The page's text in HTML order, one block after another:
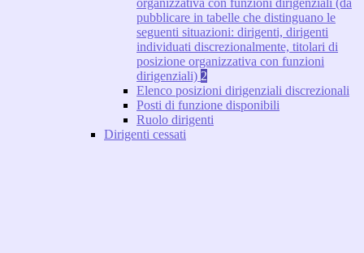
organizzativa con funzioni dirigenziali (da
pubblicare in tabelle che distinguano le
seguenti situazioni: dirigenti, dirigenti
individuati discrezionalmente, titolari di
posizione organizzativa con funzioni
dirigenziali) 2
Elenco posizioni dirigenziali discrezionali
Posti di funzione disponibili
Ruolo dirigenti
Dirigenti cessati